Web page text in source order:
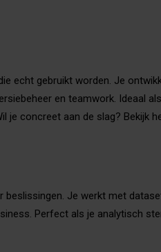
echt gebruikt worden. Je
en teamwork. Ideaal
je concreet aan de slag? Bekijk
beslissingen. Je werkt met
Perfect als je analytisch